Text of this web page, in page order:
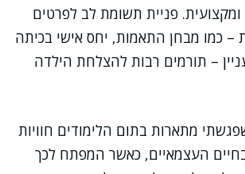
פניית תשומת לב לפרטים
– כמו מבחן התאמות, יחס אישי בכיתה
– תורמים רבות להצלחת הילדה
מתארות בתום הלימודים חוויות
העצמאיים, כאשר המפתח לכך